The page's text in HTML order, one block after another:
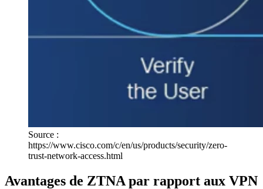
Source :
https://www.cisco.com/c/en/us/products/security/zero-
trust-network-access.html
Avantages de ZTNA par rapport aux VPN